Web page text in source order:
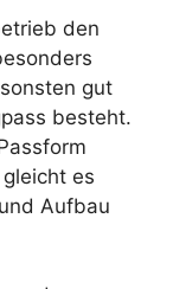
den
gut
besteht.
es
Aufbau